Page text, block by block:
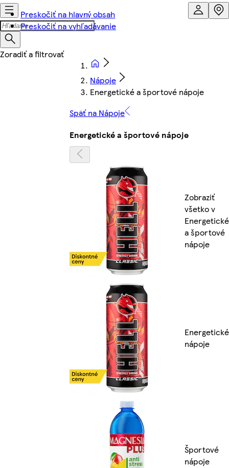
Preskočiť na hlavný obsah
Preskočiť na vyhľadávanie
Nápoje
Energetické a športové nápoje
Späť na Nápoje
Energetické a športové nápoje
Zobraziť
všetko v
Energetické
a športové
nápoje
Energetické
nápoje
Športové
nápoje